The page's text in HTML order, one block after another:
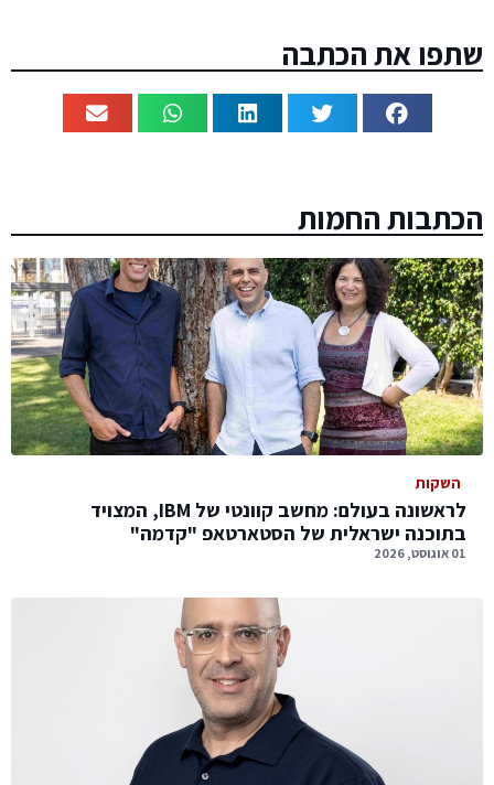
שתפו את הכתבה
הכתבות החמות
השקות
לראשונה בעולם: מחשב קוונטי של IBM, המצויד
בתוכנה ישראלית של הסטארטאפ "קדמה"
01 אוגוסט, 2026